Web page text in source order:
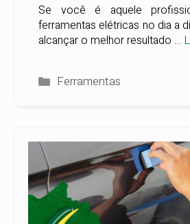
Se você é aquele
ferramentas elétricas no dia a
alcançar o melhor resultado …
Categorias
Ferramentas